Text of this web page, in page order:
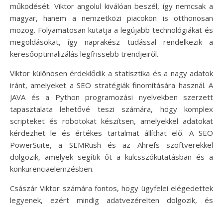
működését. Viktor angolul kiválóan beszél, így nemcsak a
magyar, hanem a nemzetközi piacokon is otthonosan
mozog. Folyamatosan kutatja a legújabb technológiákat és
megoldásokat, így naprakész tudással rendelkezik a
keresőoptimalizálás legfrissebb trendjeiről.
Viktor különösen érdeklődik a statisztika és a nagy adatok
iránt, amelyeket a SEO stratégiák finomítására használ. A
JAVA és a Python programozási nyelvekben szerzett
tapasztalata lehetővé teszi számára, hogy komplex
scripteket és robotokat készítsen, amelyekkel adatokat
kérdezhet le és értékes tartalmat állíthat elő. A SEO
PowerSuite, a SEMRush és az Ahrefs szoftverekkel
dolgozik, amelyek segítik őt a kulcsszókutatásban és a
konkurenciaelemzésben.
Császár Viktor számára fontos, hogy ügyfelei elégedettek
legyenek, ezért mindig adatvezérelten dolgozik, és